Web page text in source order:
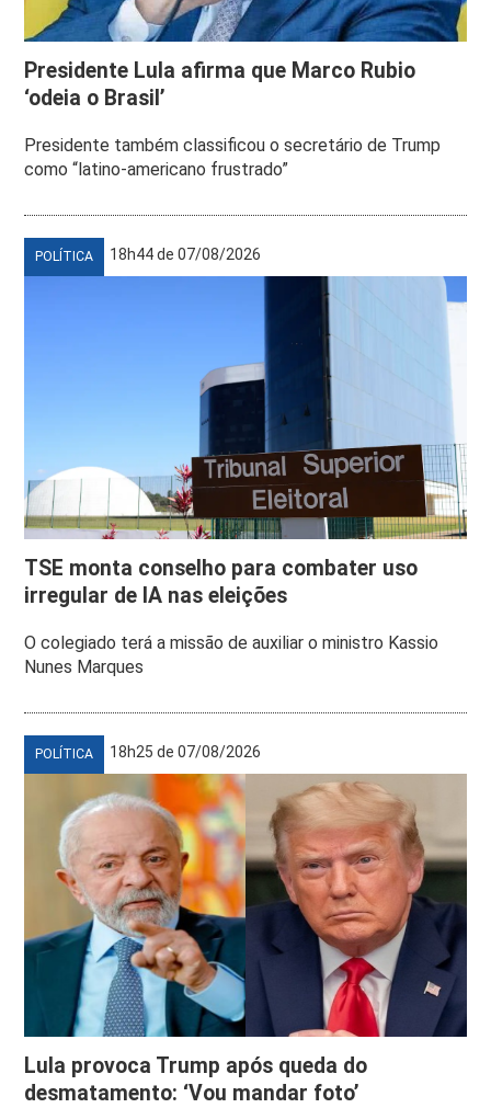
Presidente Lula afirma que Marco Rubio
‘odeia o Brasil’
Presidente também classificou o secretário de Trump
como “latino-americano frustrado”
POLÍTICA 18h44 de 07/08/2026
TSE monta conselho para combater uso
irregular de IA nas eleições
O colegiado terá a missão de auxiliar o ministro Kassio
Nunes Marques
POLÍTICA 18h25 de 07/08/2026
Lula provoca Trump após queda do
desmatamento: ‘Vou mandar foto’